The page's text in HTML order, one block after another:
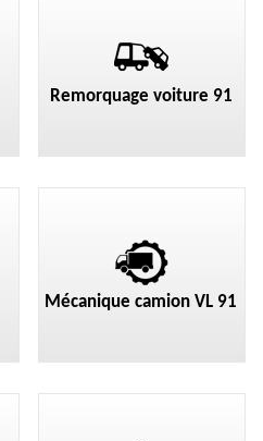
Remorquage voiture 91
Mécanique camion VL 91